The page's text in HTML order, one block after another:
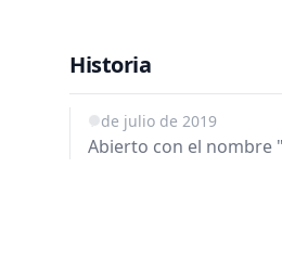
Historia
1 de julio de 2019
Abierto con el nombre